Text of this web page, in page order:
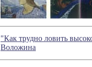
"Как трудно ловить
Воложина